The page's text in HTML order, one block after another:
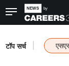
टॉप सर्च